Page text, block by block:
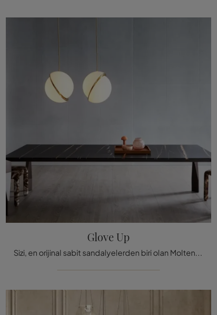
Glove Up
Sizi, en orijinal sabit sandalyelerden biri olan Molteni & C.'nin Glove Up yemek masası sandalyesine tanıtm